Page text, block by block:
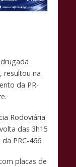
resultou na
da PR-
Rodoviária
das 3h15
PRC-466.
placas de